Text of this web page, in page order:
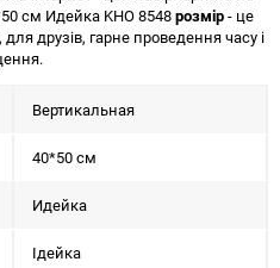
см Идейка KHO 8548розмір- це
друзів, гарне проведення часу і
Вертикальная
40*50 см
Идейка
Ідейка